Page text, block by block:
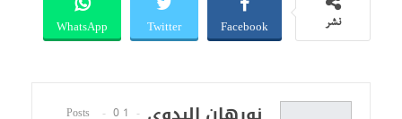
نشر Facebook
Twitter
WhatsApp
1 Posts
0